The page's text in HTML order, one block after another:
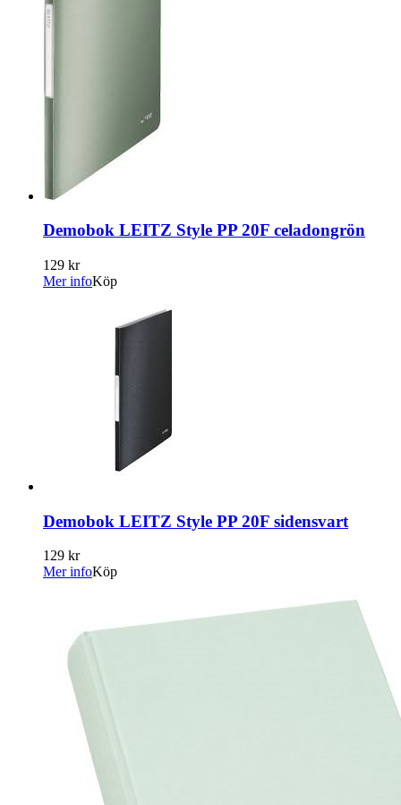
Demobok LEITZ Style PP 20F celadongrön
129 kr
Mer infoKöp
Demobok LEITZ Style PP 20F sidensvart
129 kr
Mer infoKöp